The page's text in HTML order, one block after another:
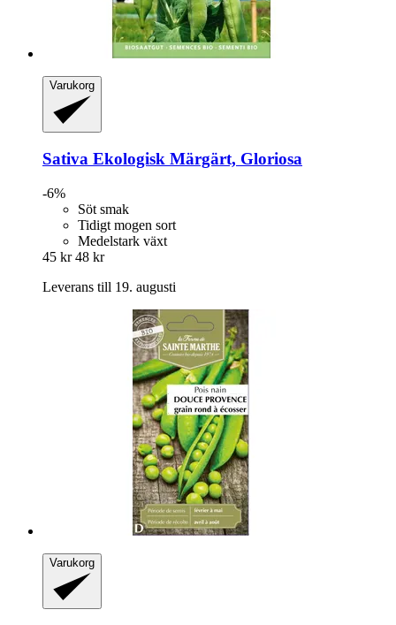
Varukorg
Sativa Ekologisk Märgärt, Gloriosa
-6%
Söt smak
Tidigt mogen sort
Medelstark växt
45 kr 48 kr
Leverans till 19. augusti
Varukorg